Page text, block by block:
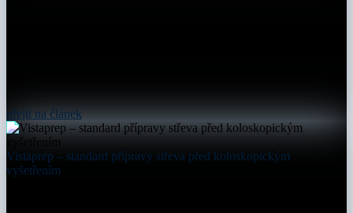
přejít na článek
Vistaprep – standard přípravy střeva před koloskopickým
vyšetřením